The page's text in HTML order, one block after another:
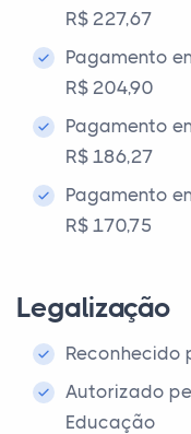
R$ 227,67
Pagamento
R$ 204,90
Pagamento
R$ 186,27
Pagamento
R$ 170,75
Legalização
Reconhecido
Autorizado
Educação